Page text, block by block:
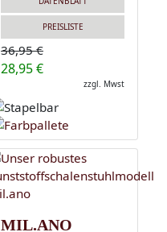
PREISLISTE
36,95 €
28,95 €
zzgl. Mwst
MIL.ANO